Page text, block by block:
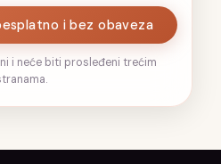
i bez obaveza
i neće biti prosleđeni trećim